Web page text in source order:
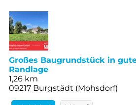
Großes Baugrundstück in
Randlage
1,26 km
09217 Burgstädt (Mohsdorf)